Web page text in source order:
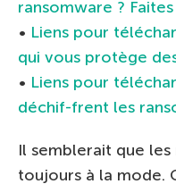
ransomware ?
• Liens pour
qui vous protège
• Liens pour
déchif-frent les
Il semblerait que
toujours à la mode.